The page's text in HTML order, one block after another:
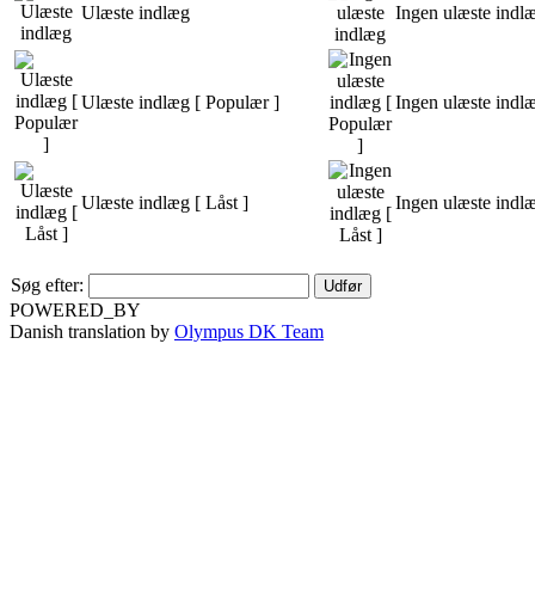
Ulæste indlæg Ingen ulæste
Ulæste indlæg [ Populær ] Ingen ulæste
Ulæste indlæg [ Låst ] Ingen ulæste
Søg efter:
POWERED_BY
Danish translation by Olympus DK Team